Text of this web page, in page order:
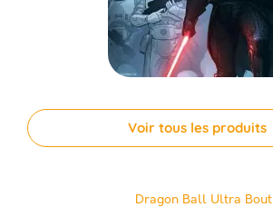
Voir tous les produits
Dragon Ball Ultra Bout